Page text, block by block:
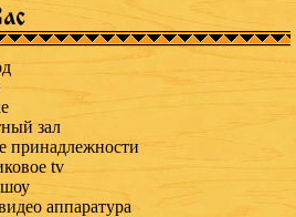
зал
принадлежности
tv
аппаратура